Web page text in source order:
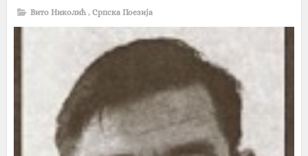
Вито Николић , Српска Поезија